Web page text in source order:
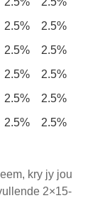
2.5%
2.5%
2.5%
2.5%
2.5%
2.5%
2.5%
2.5%
2.5%
2.5%
kry jy jou
2×15-